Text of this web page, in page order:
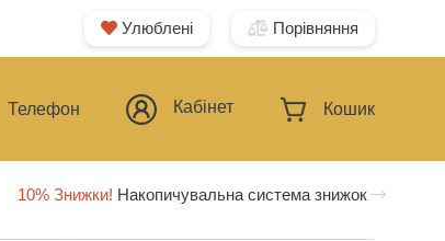
Улюблені Порівняння
Телефон Кабінет Кошик
10% Знижки! Накопичувальна система знижок